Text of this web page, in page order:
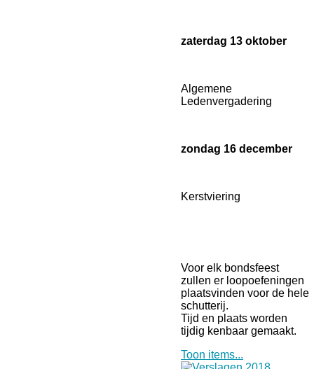
zaterdag 13 oktober
Algemene
Ledenvergadering
zondag 16 december
Kerstviering
Voor elk bondsfeest
zullen er loopoefeningen
plaatsvinden voor de hele
schutterij.
Tijd en plaats worden
tijdig kenbaar gemaakt.
Toon items...